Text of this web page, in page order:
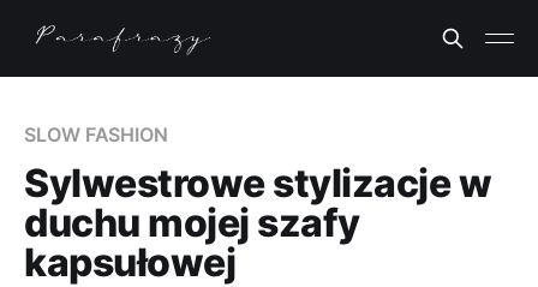
SLOW FASHION
Sylwestrowe stylizacje w
duchu mojej szafy
kapsułowej